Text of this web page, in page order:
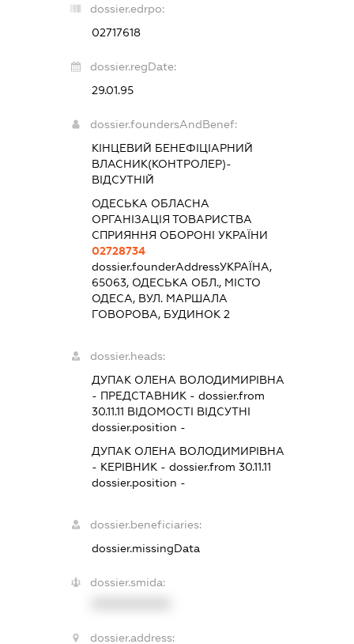
dossier.edrpo:
02717618
dossier.regDate:
29.01.95
dossier.foundersAndBenef:
КІНЦЕВИЙ БЕНЕФІЦІАРНИЙ
ВЛАСНИК(КОНТРОЛЕР)-
ВІДСУТНІЙ
ОДЕСЬКА ОБЛАСНА
ОРГАНІЗАЦІЯ ТОВАРИСТВА
СПРИЯННЯ ОБОРОНІ УКРАЇНИ
02728734
dossier.founderAddressУКРАЇНА,
65063, ОДЕСЬКА ОБЛ., МІСТО
ОДЕСА, ВУЛ. МАРШАЛА
ГОВОРОВА, БУДИНОК 2
dossier.heads:
ДУПАК ОЛЕНА ВОЛОДИМИРІВНА
- ПРЕДСТАВНИК - dossier.from
30.11.11 ВІДОМОСТІ ВІДСУТНІ
dossier.position -
ДУПАК ОЛЕНА ВОЛОДИМИРІВНА
- КЕРІВНИК - dossier.from 30.11.11
dossier.position -
dossier.beneficiaries:
dossier.missingData
dossier.smida:
dossier.address: